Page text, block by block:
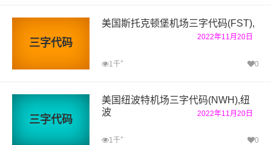
三字代码
美国斯托克顿堡机场三字代码(FST),
1千+ 0
2022年11月20日
三字代码
美国纽波特机场三字代码(NWH),纽
波
1千+ 0
2022年11月20日